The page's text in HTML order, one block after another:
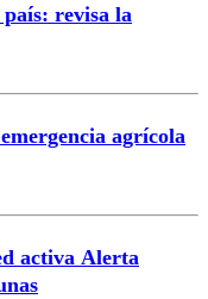
revisa la
agrícola
activa Alerta